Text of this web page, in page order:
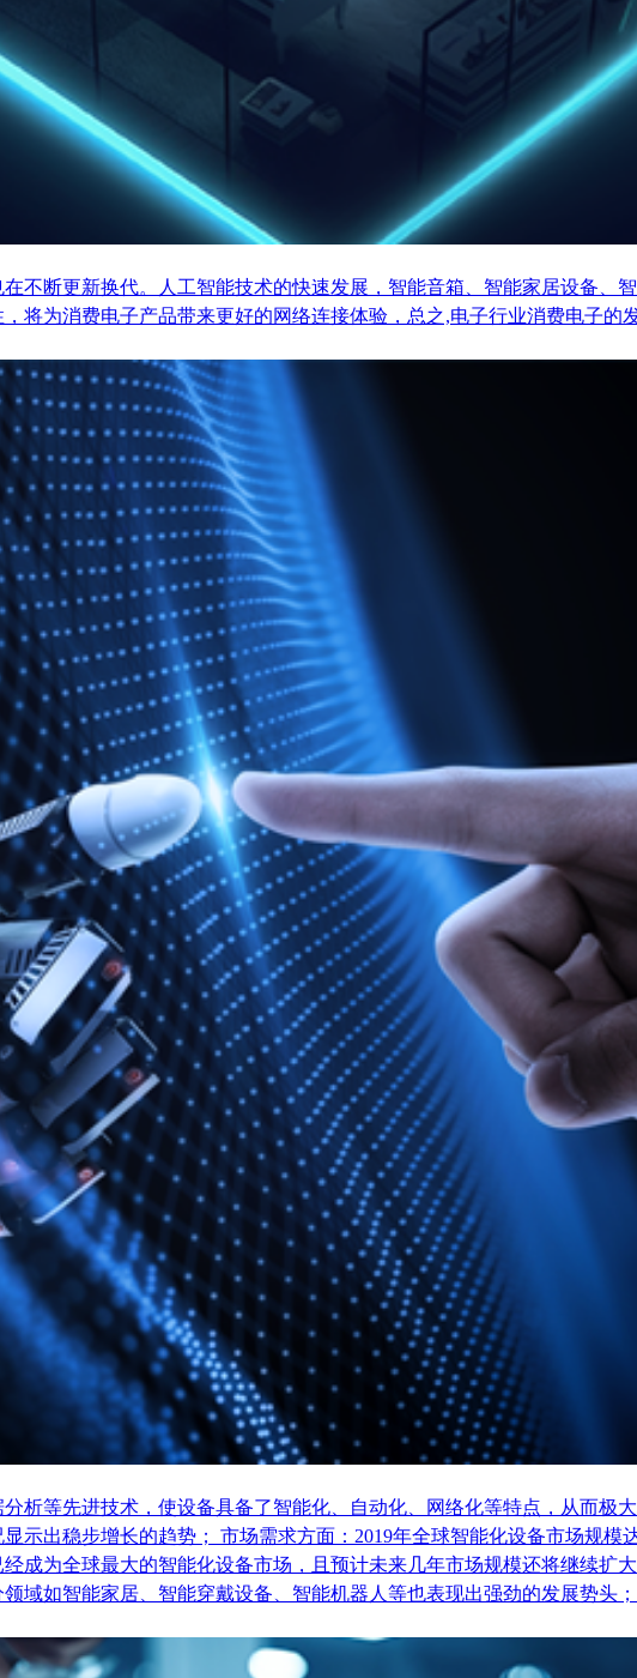
不断更新换代。人工智能技术的快速发展，智能音箱、智能家居设备、
将为消费电子产品带来更好的网络连接体验，总之,电子行业消费电子
析等先进技术，使设备具备了智能化、自动化、网络化等特点，从而极
示出稳步增长的趋势； 市场需求方面：2019年全球智能化设备市场规模
成为全球最大的智能化设备市场，且预计未来几年市场规模还将继续扩
域如智能家居、智能穿戴设备、智能机器人等也表现出强劲的发展势头